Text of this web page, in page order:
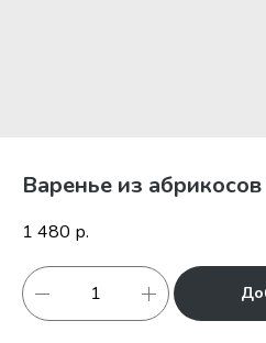
Варенье из
1 480 р.